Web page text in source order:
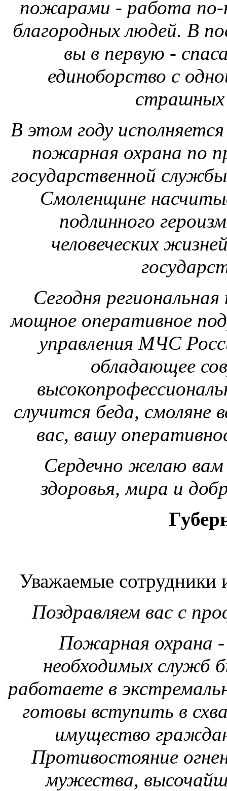
пожарами - работа
благородных людей. В
вы в первую -
единоборство с
страшных
В этом году
пожарная охрана по
государственной
Смоленщине
подлинного
человеческих
Сегодня
мощное оперативное
управления МЧС
обладающее
случится беда, смоляне
вас, вашу
Сердечно желаю вам
здоровья, мира и
Губернатор
Уважаемые сотрудники
Поздравляем вас с
Пожарная охрана
необходимых служб
работаете в
готовы вступить в
имущество
Противостояние
мужества,